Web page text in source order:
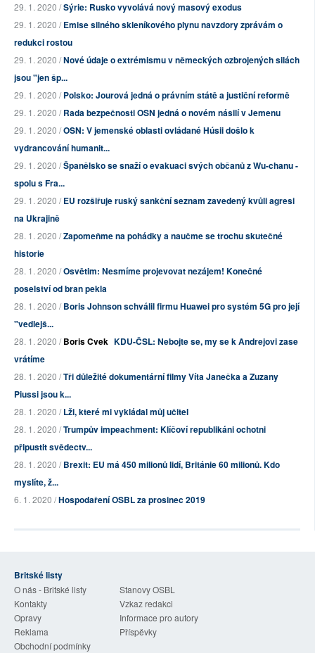
29. 1. 2020 /Sýrie: Rusko vyvolává nový masový exodus
29. 1. 2020 /Emise silného skleníkového plynu navzdory zprávám o
redukci rostou
29. 1. 2020 /Nové údaje o extrémismu v německých ozbrojených silách
jsou "jen šp...
29. 1. 2020 /Polsko: Jourová jedná o právním státě a justiční reformě
29. 1. 2020 /Rada bezpečnosti OSN jedná o novém násilí v Jemenu
29. 1. 2020 /OSN: V jemenské oblasti ovládané Húsii došlo k
vydrancování humanit...
29. 1. 2020 /Španělsko se snaží o evakuaci svých občanů z Wu-chanu -
spolu s Fra...
29. 1. 2020 /EU rozšiřuje ruský sankční seznam zavedený kvůli agresi
na Ukrajině
28. 1. 2020 /Zapomeňme na pohádky a naučme se trochu skutečné
historie
28. 1. 2020 /Osvětim: Nesmíme projevovat nezájem! Konečné
poselství od bran pekla
28. 1. 2020 /Boris Johnson schválil firmu Huawei pro systém 5G pro její
"vedlejš...
28. 1. 2020 /Boris Cvek KDU-ČSL: Nebojte se, my se k Andrejovi zase
vrátíme
28. 1. 2020 /Tři důležité dokumentární filmy Víta Janečka a Zuzany
Piussi jsou k...
28. 1. 2020 /Lži, které mi vykládal můj učitel
28. 1. 2020 /Trumpův impeachment: Klíčoví republikáni ochotni
připustit svědectv...
28. 1. 2020 /Brexit: EU má 450 milionů lidí, Británie 60 milionů. Kdo
myslíte, ž...
6. 1. 2020 /Hospodaření OSBL za prosinec 2019
Britské listy
O nás - Britské listy
Stanovy OSBL
Kontakty
Vzkaz redakci
Opravy
Informace pro autory
Reklama
Příspěvky
Obchodní podmínky